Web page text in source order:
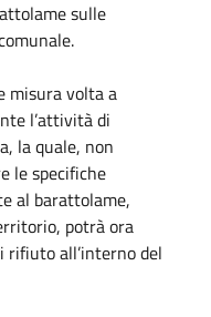
sulle
misura volta a
l’attività di
la quale, non
le specifiche
al barattolame,
potrà ora
rifiuto all’interno del